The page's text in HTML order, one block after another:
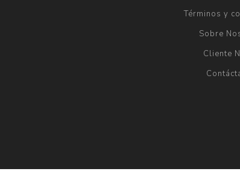
Términos y
Sobre
Cliente